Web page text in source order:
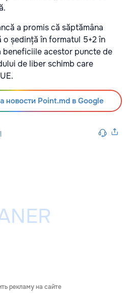
a promis că săptămâna
ședință în formatul 5+2 în
beneficiile acestor puncte de
de liber schimb care
новости Point.md в Google
рекламу на сайте